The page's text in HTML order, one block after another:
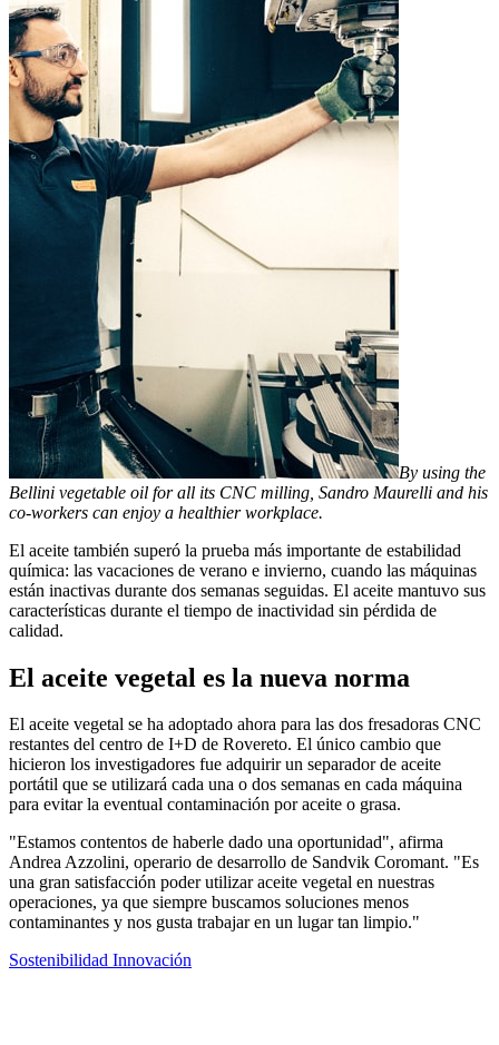
By using the
Bellini vegetable oil for all its CNC milling, Sandro Maurelli and his
co-workers can enjoy a healthier workplace.
El aceite también superó la prueba más importante de estabilidad
química: las vacaciones de verano e invierno, cuando las máquinas
están inactivas durante dos semanas seguidas. El aceite mantuvo sus
características durante el tiempo de inactividad sin pérdida de
calidad.
El aceite vegetal es la nueva norma
El aceite vegetal se ha adoptado ahora para las dos fresadoras CNC
restantes del centro de I+D de Rovereto. El único cambio que
hicieron los investigadores fue adquirir un separador de aceite
portátil que se utilizará cada una o dos semanas en cada máquina
para evitar la eventual contaminación por aceite o grasa.
"Estamos contentos de haberle dado una oportunidad", afirma
Andrea Azzolini, operario de desarrollo de Sandvik Coromant. "Es
una gran satisfacción poder utilizar aceite vegetal en nuestras
operaciones, ya que siempre buscamos soluciones menos
contaminantes y nos gusta trabajar en un lugar tan limpio."
Sostenibilidad Innovación